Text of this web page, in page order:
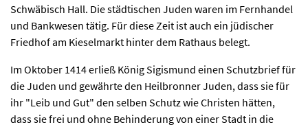
Schwäbisch Hall. Die städtischen Juden waren im Fernhandel
und Bankwesen tätig. Für diese Zeit ist auch ein jüdischer
Friedhof am Kieselmarkt hinter dem Rathaus belegt.
Im Oktober 1414 erließ König Sigismund einen Schutzbrief für
die Juden und gewährte den Heilbronner Juden, dass sie für
ihr "Leib und Gut" den selben Schutz wie Christen hätten,
dass sie frei und ohne Behinderung von einer Stadt in die